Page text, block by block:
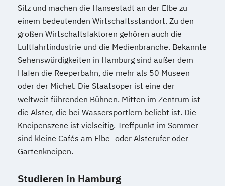
Sitz und machen die Hansestadt an der Elbe zu
einem bedeutenden Wirtschaftsstandort. Zu den
großen Wirtschaftsfaktoren gehören auch die
Luftfahrtindustrie und die Medienbranche. Bekannte
Sehenswürdigkeiten in Hamburg sind außer dem
Hafen die Reeperbahn, die mehr als 50 Museen
oder der Michel. Die Staatsoper ist eine der
weltweit führenden Bühnen. Mitten im Zentrum ist
die Alster, die bei Wassersportlern beliebt ist. Die
Kneipenszene ist vielseitig. Treffpunkt im Sommer
sind kleine Cafés am Elbe- oder Alsterufer oder
Gartenkneipen.
Studieren in Hamburg